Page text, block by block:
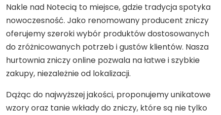
Nakle nad Notecią to miejsce, gdzie tradycja spotyka
nowoczesność. Jako renomowany producent zniczy
oferujemy szeroki wybór produktów dostosowanych
do zróżnicowanych potrzeb i gustów klientów. Nasza
hurtownia zniczy online pozwala na łatwe i szybkie
zakupy, niezależnie od lokalizacji.
Dążąc do najwyższej jakości, proponujemy unikatowe
wzory oraz tanie wkłady do zniczy, które są nie tylko